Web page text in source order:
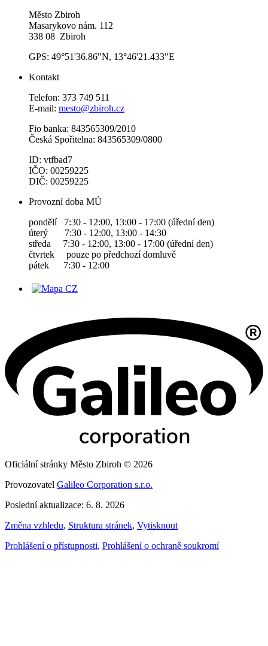
Město Zbiroh
Masarykovo nám. 112
338 08 Zbiroh
GPS: 49°51'36.86"N, 13°46'21.433"E
Kontakt
Telefon: 373 749 511
E-mail: mesto@zbiroh.cz
Fio banka: 843565309/2010
Česká Spořitelna: 843565309/0800
ID: vtfbad7
IČO: 00259225
DIČ: 00259225
Provozní doba MÚ
pondělí 7:30 - 12:00, 13:00 - 17:00 (úřední den)
úterý 7:30 - 12:00, 13:00 - 14:30
středa 7:30 - 12:00, 13:00 - 17:00 (úřední den)
čtvrtek pouze po předchozí domluvě
pátek 7:30 - 12:00
Oficiální stránky Město Zbiroh © 2026
Provozovatel Galileo Corporation s.r.o.
Poslední aktualizace: 6. 8. 2026
Změna vzhledu, Struktura stránek, Vytisknout
Prohlášení o přístupnosti, Prohlášení o ochraně soukromí